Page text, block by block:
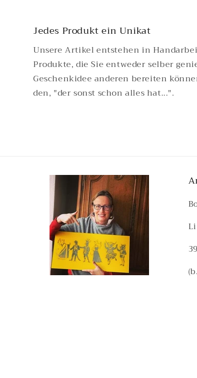
Jedes Produkt ein Unikat
​Unsere Artikel entstehen in
Produkte, die Sie entweder selber
Geschenkidee anderen bereiten
den, "der sonst schon alles hat...".